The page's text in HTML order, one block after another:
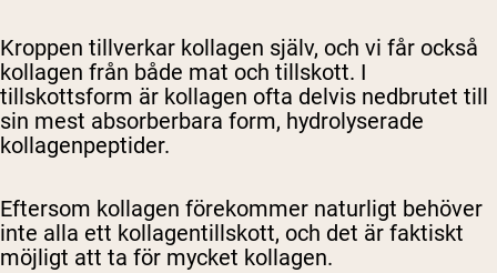
Kroppen tillverkar kollagen själv, och vi får också
kollagen från både mat och tillskott. I
tillskottsform är kollagen ofta delvis nedbrutet till
sin mest absorberbara form, hydrolyserade
kollagenpeptider.
Eftersom kollagen förekommer naturligt behöver
inte alla ett kollagentillskott, och det är faktiskt
möjligt att ta för mycket kollagen.